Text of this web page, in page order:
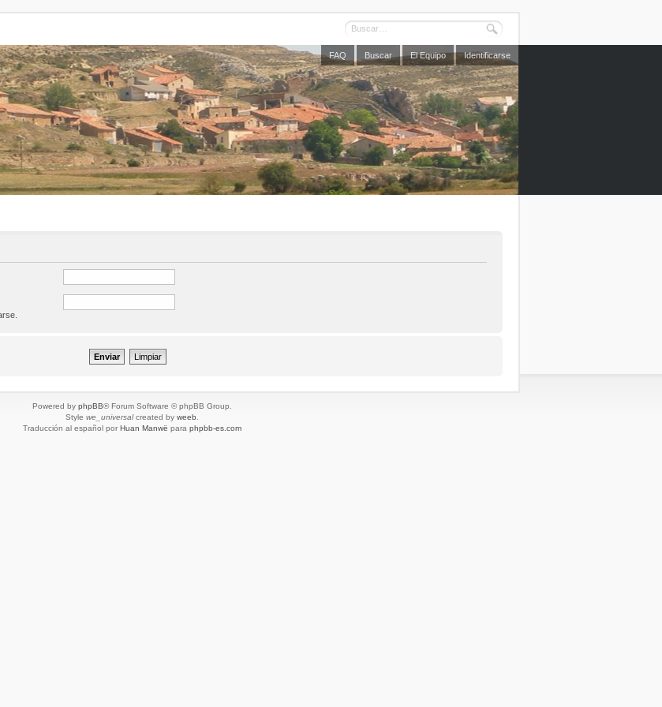
FAQ Buscar El Equipo Identificarse
Powered by phpBB® Forum Software © phpBB Group.
Style we_universalcreated by weeb
Traducción al español por Huan Manwë para phpbb-es.com